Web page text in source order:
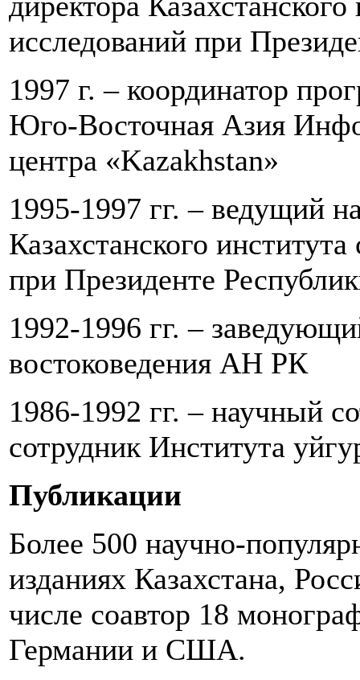
исследований при
1997 г. – координатор
Юго-Восточная Азия
центра «Kazakhstan»
1995-1997 гг. – ведущий
Казахстанского
при Президенте
1992-1996 гг. –
востоковедения АН РК
1986-1992 гг. – научный
сотрудник Института
Публикации
Более 500 научно-
изданиях Казахстана,
числе соавтор 18
Германии и США.